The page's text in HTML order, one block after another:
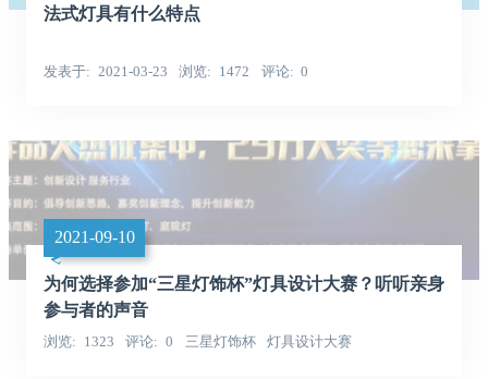
法式灯具有什么特点
发表于 2021-03-23 浏览 1472 评论 0
2021-09-10
为何选择参加“三星灯饰杯”灯具设计大赛？听听亲身
参与者的声音
浏览 1323 评论 0 三星灯饰杯 灯具设计大赛